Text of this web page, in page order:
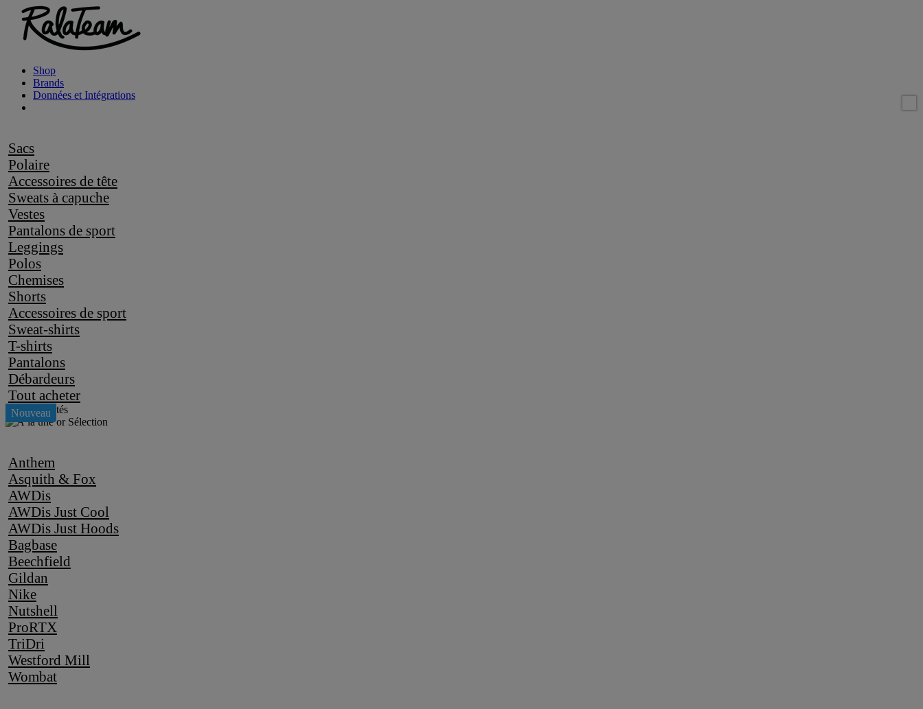
Shop
Brands
Données et Intégrations
Sacs
Polaire
Accessoires de tête
Sweats à capuche
Vestes
Pantalons de sport
Leggings
Polos
Chemises
Shorts
Accessoires de sport
Sweat-shirts
T-shirts
Pantalons
Débardeurs
Tout acheter
Anthem
Asquith & Fox
AWDis
AWDis Just Cool
AWDis Just Hoods
Bagbase
Beechfield
Gildan
Nike
Nutshell
ProRTX
TriDri
Westford Mill
Wombat